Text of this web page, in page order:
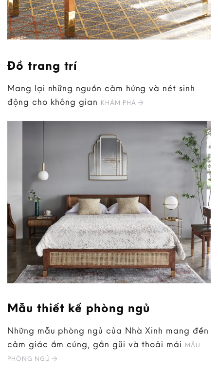
Đồ trang trí
Mang lại những nguồn cảm hứng và nét sinh
động cho không gian KHÁM PHÁ
Mẫu thiết kế phòng ngủ
Những mẫu phòng ngủ của Nhà Xinh mang đến
cảm giác ấm cúng, gần gũi và thoải mái MẪU
PHÒNG NGỦ